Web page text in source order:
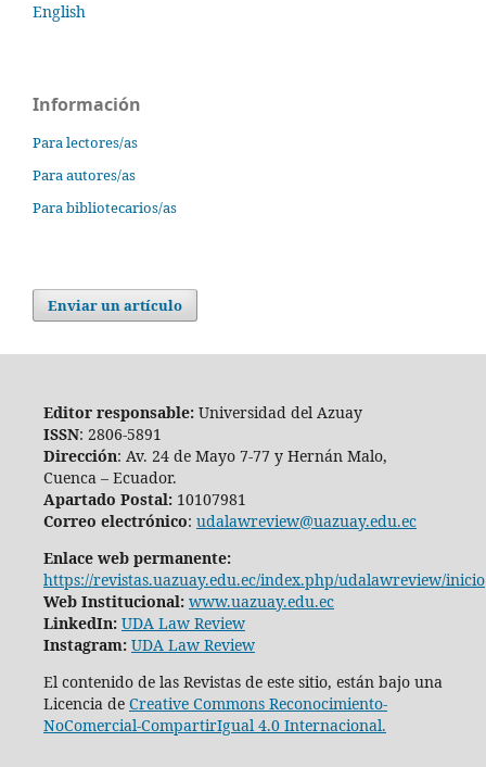
English
Información
Para lectores/as
Para autores/as
Para bibliotecarios/as
Enviar un artículo
Editor responsable:Universidad del Azuay
ISSN: 2806-5891
Dirección: Av. 24 de Mayo 7-77 y Hernán Malo,
Cuenca – Ecuador.
Apartado Postal:10107981
Correo electrónico: udalawreview@uazuay.edu.ec
Enlace web permanente:
https://revistas.uazuay.edu.ec/index.php/udalawreview/inicio
Web Institucional: www.uazuay.edu.ec
LinkedIn: UDA Law Review
Instagram: UDA Law Review
El contenido de las Revistas de este sitio, están bajo una
Licencia de Creative Commons Reconocimiento-
NoComercial-CompartirIgual 4.0 Internacional.